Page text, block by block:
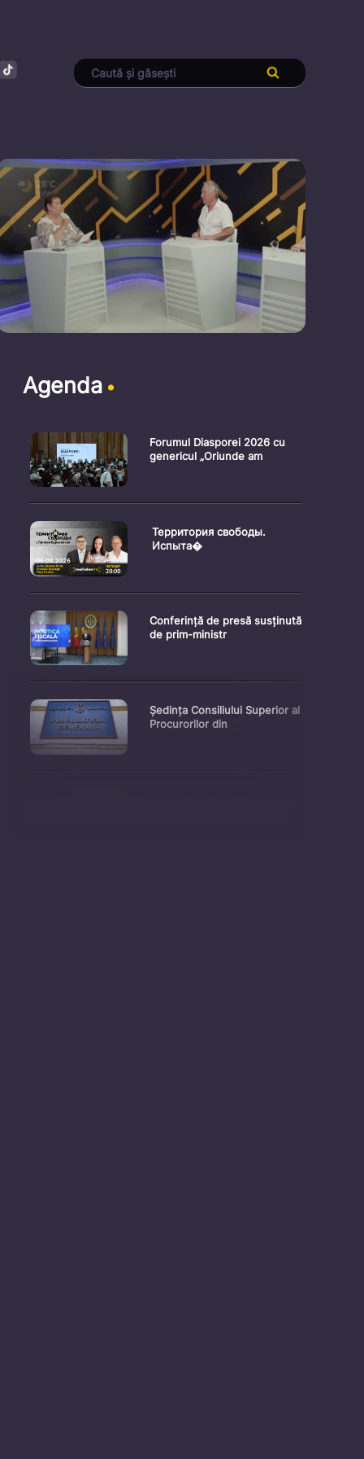
Agenda
Forumul Diasporei 2026 cu
genericul „Oriunde am
Территория свободы.
Испыта�
Conferință de presă susținută
de prim-ministr
Ședința Consiliului Superior al
Procurorilor din